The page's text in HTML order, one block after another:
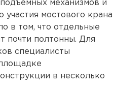
механизмов и
участия мостового крана
в том, что отдельные
почти полтонны. Для
специалисты
в несколько